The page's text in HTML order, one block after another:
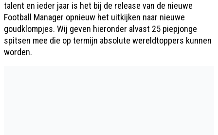
talent en ieder jaar is het bij de release van de nieuwe
Football Manager opnieuw het uitkijken naar nieuwe
goudklompjes. Wij geven hieronder alvast 25 piepjonge
spitsen mee die op termijn absolute wereldtoppers kunnen
worden.